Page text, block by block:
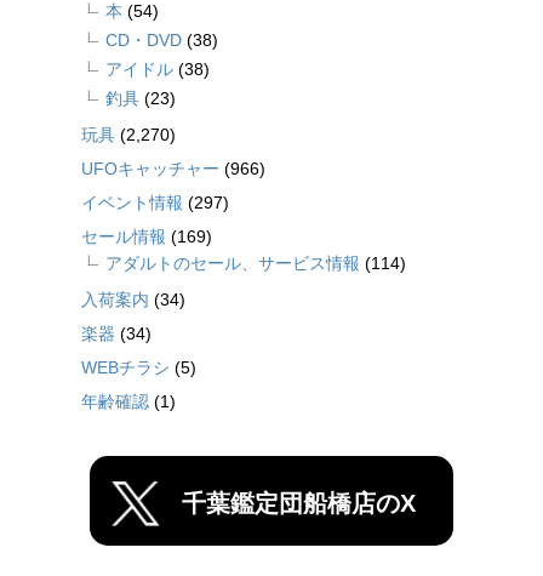
本 (54)
CD・DVD (38)
アイドル (38)
釣具 (23)
玩具 (2,270)
UFOキャッチャー (966)
イベント情報 (297)
セール情報 (169)
アダルトのセール、サービス情報 (114)
入荷案内 (34)
楽器 (34)
WEBチラシ (5)
年齢確認 (1)
千葉鑑定団船橋店のX